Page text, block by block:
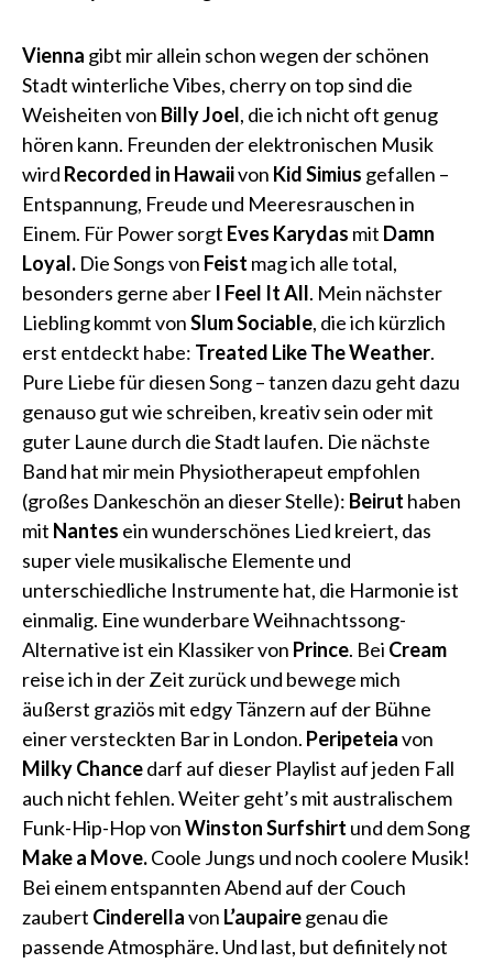
Vienna gibt mir allein schon wegen der schönen
Stadt winterliche Vibes, cherry on top sind die
Weisheiten von Billy Joel, die ich nicht oft genug
hören kann. Freunden der elektronischen Musik
wird Recorded in Hawaiivon Kid Simius gefallen –
Entspannung, Freude und Meeresrauschen in
Einem. Für Power sorgt Eves Karydas mit Damn
Loyal. Die Songs von Feist mag ich alle total,
besonders gerne aber I Feel It All. Mein nächster
Liebling kommt vonSlum Sociable, die ich kürzlich
erst entdeckt habe: Treated Like The Weather.
Pure Liebe für diesen Song – tanzen dazu geht dazu
genauso gut wie schreiben, kreativ sein oder mit
guter Laune durch die Stadt laufen. Die nächste
Band hat mir mein Physiotherapeut empfohlen
(großes Dankeschön an dieser Stelle): Beirut haben
mit Nantes ein wunderschönes Lied kreiert, das
super viele musikalische Elemente und
unterschiedliche Instrumente hat, die Harmonie ist
einmalig. Eine wunderbare Weihnachtssong-
Alternative ist ein Klassiker von Prince. Bei Cream
reise ich in der Zeit zurück und bewege mich
äußerst graziös mit edgy Tänzern auf der Bühne
einer versteckten Bar in London. Peripeteiavon
Milky Chancedarf auf dieser Playlist auf jeden Fall
auch nicht fehlen. Weiter geht’s mit australischem
Funk-Hip-Hop vonWinston Surfshirt und dem Song
Make a Move.Coole Jungs und noch coolere Musik!
Bei einem entspannten Abend auf der Couch
zaubert Cinderellavon L’aupairegenau die
passende Atmosphäre. Und last, but definitely not